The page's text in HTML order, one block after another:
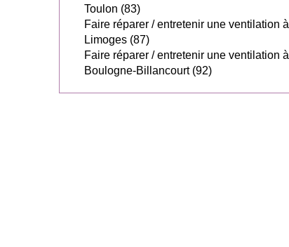
Toulon (83)
Faire réparer / entretenir une ventilation à
Limoges (87)
Faire réparer / entretenir une ventilation à
Boulogne-Billancourt (92)